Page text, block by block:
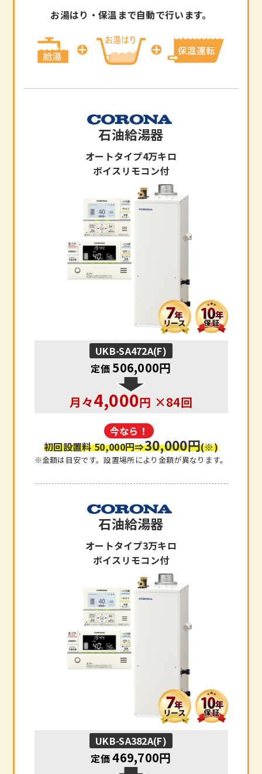
お湯はり・保温まで自動で行います。
石油給湯器
オートタイプ4万キロ
ボイスリモコン付
UKB-SA472A(F)
定価506,000円
月々4,000円 ×84回
今なら！
初回設置料 50,000円⇒30,000円(※)
※金額は目安です。設置場所により金額が異なります。
石油給湯器
オートタイプ3万キロ
ボイスリモコン付
UKB-SA382A(F)
定価469,700円